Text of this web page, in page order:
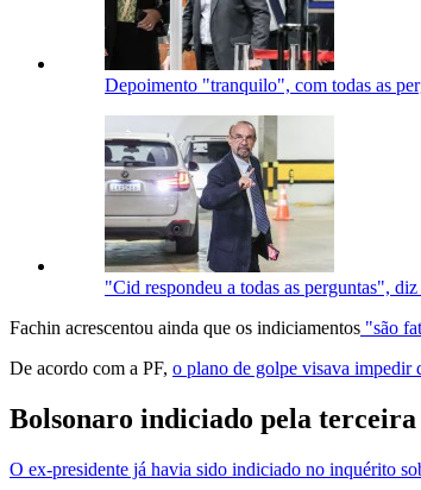
Depoimento "tranquilo", com todas as
"Cid respondeu a todas as perguntas",
Fachin acrescentou ainda que os indiciamentos "são
De acordo com a PF, o plano de golpe visava impedir
Bolsonaro indiciado pela terceira
O ex-presidente já havia sido indiciado no inquérito